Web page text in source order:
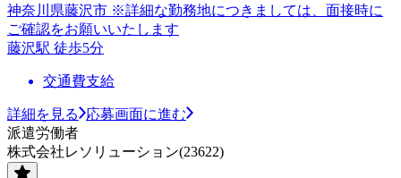
神奈川県藤沢市 ※詳細な勤務地につきましては、面接時に
ご確認をお願いいたします
藤沢駅 徒歩5分
交通費支給
詳細を見る
応募画面に進む
派遣労働者
株式会社レソリューション(23622)